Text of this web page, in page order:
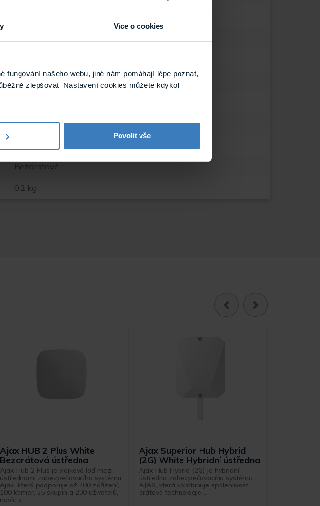
Více o cookies
našeho webu, jiné nám pomáhají lépe poznat,
zlepšovat. Nastavení cookies můžete kdykoli
Povolit vše
Ajax Systems
Bílá
Požární
Bezdrátové
0.2 kg
Ajax HUB 2 Plus White
Bezdrátová ústředna
Ajax Hub 2 Plus je vlajková loď mezi
ústřednami zabezpečovacího systému
Ajax, která podporuje až 200 zařízení,
100 kamer, 25 skupin a 200 uživatelů,
navíc s ...
Ajax Superior Hub Hybrid
(2G) White Hybridní ústředna
Ajax Hub Hybrid (2G) je hybridní
ústředna zabezpečovacího systému
AJAX, která kombinuje spolehlivost
drátové technologie ...